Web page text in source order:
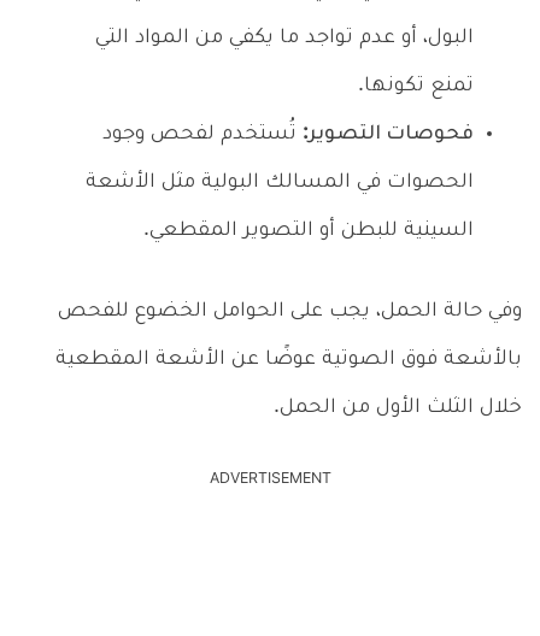
البول، أو عدم تواجد ما يكفي من المواد التي
تمنع تكونها.
فحوصات التصوير: تُستخدم لفحص وجود
الحصوات في المسالك البولية مثل الأشعة
السينية للبطن أو التصوير المقطعي.
وفي حالة الحمل، يجب على الحوامل الخضوع للفحص
بالأشعة فوق الصوتية عوضًا عن الأشعة المقطعية
خلال الثلث الأول من الحمل.
ADVERTISEMENT